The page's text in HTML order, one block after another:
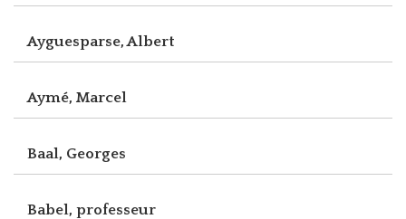
Ayguesparse, Albert
Aymé, Marcel
Baal, Georges
Babel, professeur